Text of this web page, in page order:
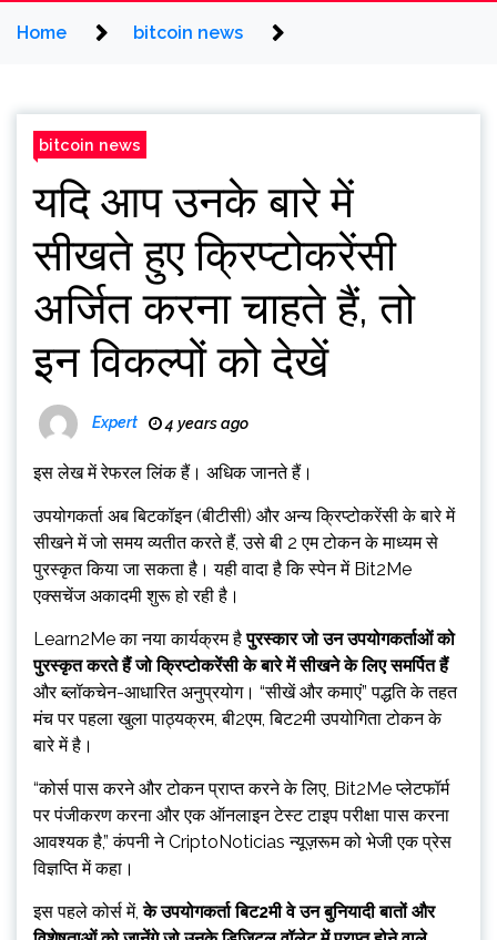
Home bitcoin news
bitcoin news
यदि आप उनके बारे में
सीखते हुए क्रिप्टोकरेंसी
अर्जित करना चाहते हैं, तो
इन विकल्पों को देखें
Expert 4 years ago
इस लेख में रेफरल लिंक हैं। अधिक जानते हैं।
उपयोगकर्ता अब बिटकॉइन (बीटीसी) और अन्य क्रिप्टोकरेंसी के बारे में
सीखने में जो समय व्यतीत करते हैं, उसे बी 2 एम टोकन के माध्यम से
पुरस्कृत किया जा सकता है। यही वादा है कि स्पेन में Bit2Me
एक्सचेंज अकादमी शुरू हो रही है।
Learn2Me का नया कार्यक्रम हैपुरस्कार जो उन उपयोगकर्ताओं को
पुरस्कृत करते हैं जो क्रिप्टोकरेंसी के बारे में सीखने के लिए समर्पित हैं
और ब्लॉकचेन-आधारित अनुप्रयोग। “सीखें और कमाएं” पद्धति के तहत
मंच पर पहला खुला पाठ्यक्रम, बी2एम, बिट2मी उपयोगिता टोकन के
बारे में है।
“कोर्स पास करने और टोकन प्राप्त करने के लिए, Bit2Me प्लेटफॉर्म
पर पंजीकरण करना और एक ऑनलाइन टेस्ट टाइप परीक्षा पास करना
आवश्यक है,” कंपनी ने CriptoNoticias न्यूज़रूम को भेजी एक प्रेस
विज्ञप्ति में कहा।
इस पहले कोर्स में,के उपयोगकर्ताबिट2मीवे उन बुनियादी बातों और